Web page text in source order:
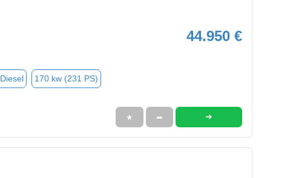
44.950 €
Diesel 170 kw (231 PS)
★ ➦ ➜